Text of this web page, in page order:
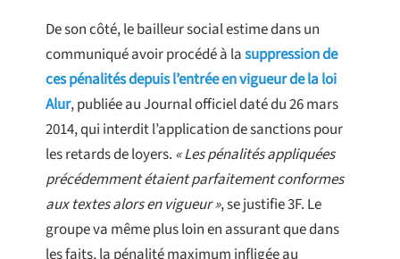
De son côté, le bailleur social estime dans un
communiqué avoir procédé à lasuppression de
ces pénalités depuis l’entrée en vigueur de la loi
Alur, publiée au Journal officiel daté du 26 mars
2014, qui interdit l’application de sanctions pour
les retards de loyers. « Les pénalités appliquées
précédemment étaient parfaitement conformes
aux textes alors en vigueur », se justifie 3F. Le
groupe va même plus loin en assurant que dans
les faits, la pénalité maximum infligée au